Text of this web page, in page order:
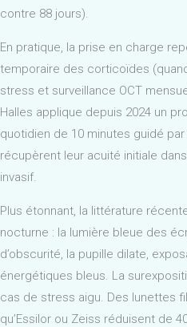
contre 88 jours).
En pratique, la prise en charge
temporaire des corticoïdes
stress et surveillance OCT
Halles applique depuis 2024 un
quotidien de 10 minutes guidé
récupèrent leur acuité initiale
invasif.
Plus étonnant, la littérature
nocturne : la lumière bleue des
d’obscurité, la pupille dilate,
énergétiques bleus. La
cas de stress aigu. Des lunettes
qu’Essilor ou Zeiss réduisent de